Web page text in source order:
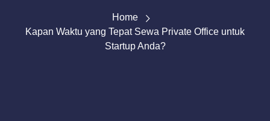
Home
Kapan Waktu yang Tepat Sewa Private Office untuk
Startup Anda?